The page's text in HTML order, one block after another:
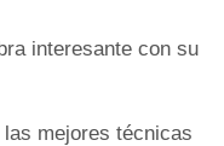
interesante con su
mejores técnicas